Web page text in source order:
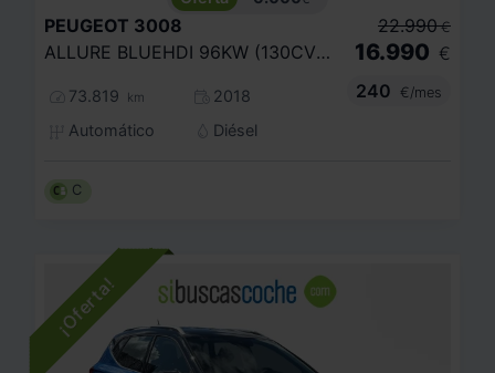
PEUGEOT 3008
ALLURE BLUEHDI 96KW (130CV) S
73.819 km
2018
Automático
Diésel
22.990 €
16.990 €
240
€/mes
C